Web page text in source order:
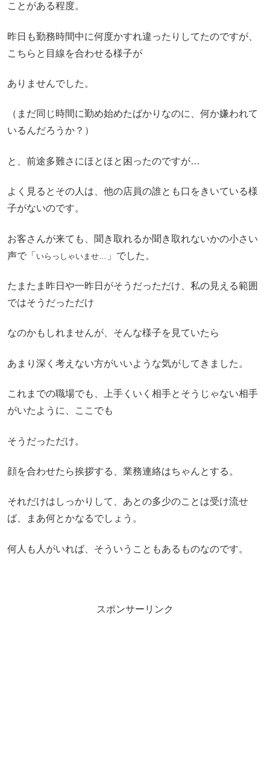
ことがある程度。
昨日も勤務時間中に何度かすれ違ったりしてたのですが、
こちらと目線を合わせる様子が
ありませんでした。
（まだ同じ時間に勤め始めたばかりなのに、何か嫌われて
いるんだろうか？）
と、前途多難さにほとほと困ったのですが…
よく見るとその人は、他の店員の誰とも口をきいている様
子がないのです。
お客さんが来ても、聞き取れるか聞き取れないかの小さい
声で「 いらっしゃいませ… 」でした。
たまたま昨日や一昨日がそうだっただけ、私の見える範囲
ではそうだっただけ
なのかもしれませんが、そんな様子を見ていたら
あまり深く考えない方がいいような気がしてきました。
これまでの職場でも、上手くいく相手とそうじゃない相手
がいたように、ここでも
そうだっただけ。
顔を合わせたら挨拶する、業務連絡はちゃんとする。
それだけはしっかりして、あとの多少のことは受け流せ
ば、まあ何とかなるでしょう。
何人も人がいれば、そういうこともあるものなのです。
スポンサーリンク